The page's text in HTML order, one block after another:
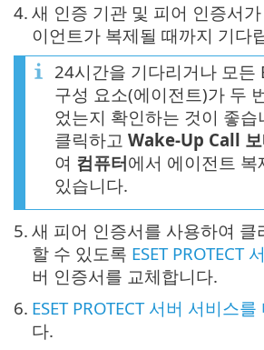
4. 새 인증 기관 및 피어 인증서
이언트가 복제될 때까지 기다
24시간을 기다리거나 모든
구성 요소(에이전트)가 두
었는지 확인하는 것이 좋습
클릭하고 Wake-Up Call
여 컴퓨터에서 에이전트 복
있습니다.
5. 새 피어 인증서를 사용하여 클
할 수 있도록 ESET PROTECT
버 인증서를 교체합니다.
6. ESET PROTECT 서버 서비스
다.